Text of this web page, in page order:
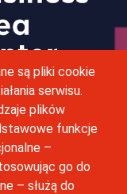
są pliki cookie
serwisu.
plików
funkcje
–
go do
– służą do